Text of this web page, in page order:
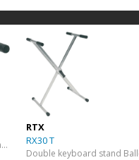
Stacker for X keyboard stands titanium
RTX
RX30 T